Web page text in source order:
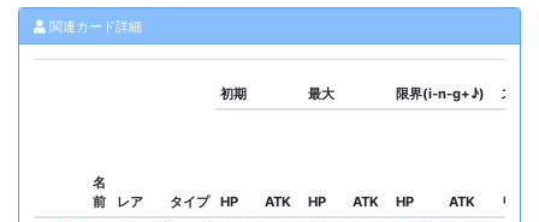
関連カード詳細
名
前
レア タイプ
初期 最大 限界(i-n-g+♪) スキ
HP ATK HP ATK HP ATK
リー